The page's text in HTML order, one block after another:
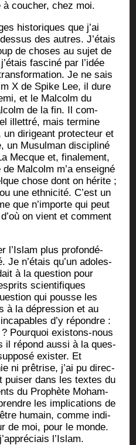
à cou­cher, chez moi.
his­to­riques que j’ai
des autres. J’étais
de choses au sujet de
fas­ci­né par l’idée
Je ne sais
X de Spike Lee, il dure
et le Mal­colm du
de la fin. Il com­
illet­tré, mais ter­mine
diri­geant pro­tec­teur et
un Musul­man dis­ci­pli­né
Mecque et, fina­le­ment,
Mal­colm m’a ensei­gné
chose dont on hérite ;
une eth­ni­ci­té. C’est un
que n’importe qui peut
on vient et com­ment
l’Islam plus pro­fon­dé­
Je n’étais qu’un ado­les­
à la ques­tion pour
scien­ti­fiques
qui pousse les
à la dépres­sion et au
d’y répondre :
Pour­quoi exis­tons-nous
il répond aus­si à la ques­
exis­ter. Et
ni prê­trise, j’ai pu direc­
pui­ser dans les textes du
du Pro­phète Moham­
les impli­ca­tions de
humain, comme indi­
de moi, pour le monde.
l’Islam.